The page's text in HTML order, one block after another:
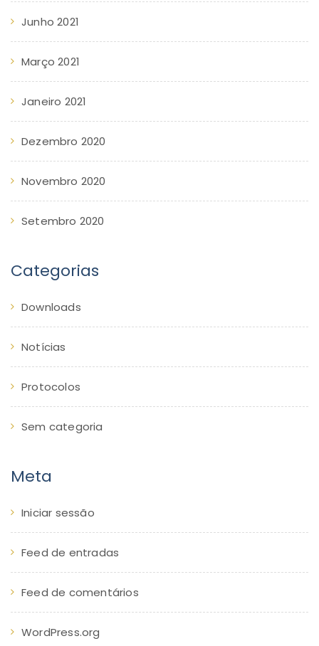
Junho 2021
Março 2021
Janeiro 2021
Dezembro 2020
Novembro 2020
Setembro 2020
Categorias
Downloads
Notícias
Protocolos
Sem categoria
Meta
Iniciar sessão
Feed de entradas
Feed de comentários
WordPress.org